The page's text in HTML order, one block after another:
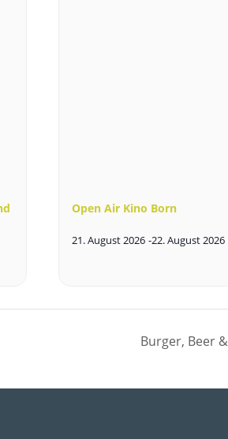
Open Air Kino Born
21. August 2026 -22. August 2026
Burger, Beer